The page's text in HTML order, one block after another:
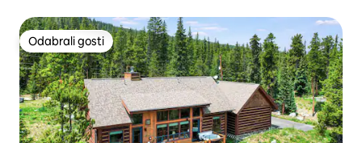
Odabrali gosti
Odabrali gosti